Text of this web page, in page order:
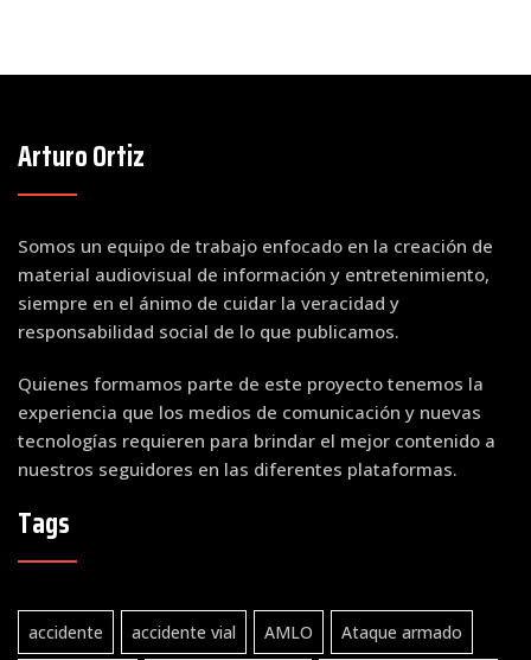
Arturo Ortiz
Somos un equipo de trabajo enfocado en la creación de
material audiovisual de información y entretenimiento,
siempre en el ánimo de cuidar la veracidad y
responsabilidad social de lo que publicamos.
Quienes formamos parte de este proyecto tenemos la
experiencia que los medios de comunicación y nuevas
tecnologías requieren para brindar el mejor contenido a
nuestros seguidores en las diferentes plataformas.
Tags
accidente accidente vial AMLO Ataque armado